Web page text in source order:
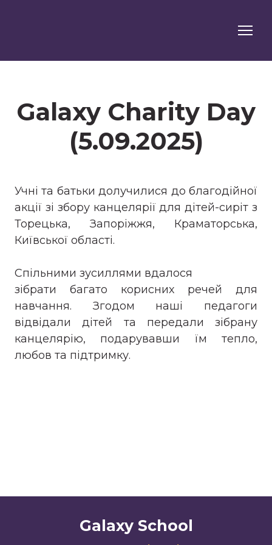
Galaxy Charity Day
(5.09.2025)
Учні та батьки долучилися до благодійної
акції зі збору канцелярії для дітей-сиріт з
Торецька, Запоріжжя, Краматорська,
Київської області.
Спільними зусиллями вдалося
зібрати багато корисних речей для
навчання. Згодом наші педагоги
відвідали дітей та передали зібрану
канцелярію, подарувавши їм тепло,
любов та підтримку.
Galaxy School